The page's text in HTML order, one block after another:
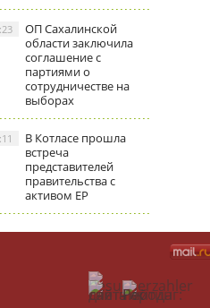
ОП Сахалинской
области заключила
соглашение с
партиями о
сотрудничестве на
выборах
В Котласе прошла
встреча
представителей
правительства с
активом ЕР